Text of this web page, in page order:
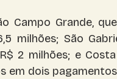
Campo Grande,
milhões; São
2 milhões; e
em dois